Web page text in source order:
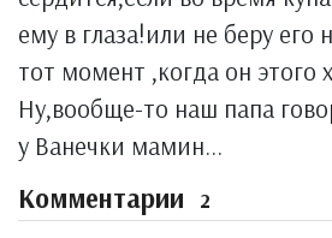
ему в глаза!или не беру его
тот момент ,когда он этого
Ну,вообще-то наш папа
у Ванечки мамин...
Комментарии 2